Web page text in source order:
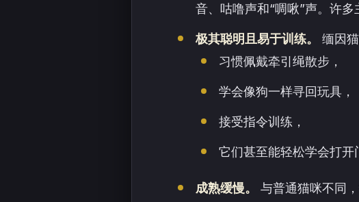
音、咕噜声和“啁啾”声。许多
极其聪明且易于训练。
缅因
习惯佩戴牵引绳散步，
学会像狗一样寻回玩具，
接受指令训练，
它们甚至能轻松学会打开
成熟缓慢。
与普通猫咪不同